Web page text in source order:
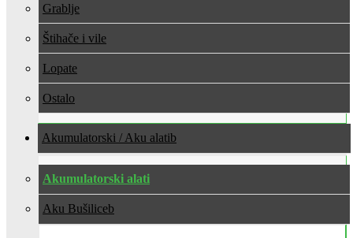
Grablje
Štihače i vile
Lopate
Ostalo
Akumulatorski / Aku alati
Akumulatorski alati
Aku Bušilice